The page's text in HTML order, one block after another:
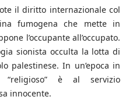
il diritto internazionale col
fumogena che mette in
l’occupante all’occupato.
sionista occulta la lotta di
palestinese. In un’epoca in
è al servizio
innocente.